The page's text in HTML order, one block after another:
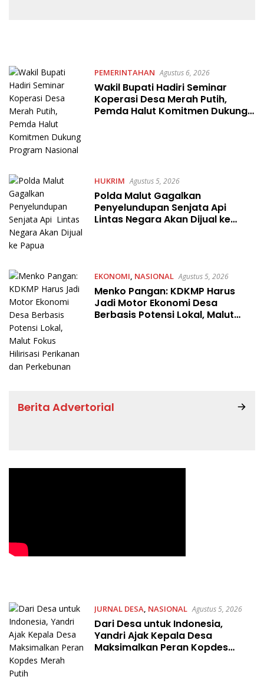
PEMERINTAHAN Agustus 6, 2026
Wakil Bupati Hadiri Seminar
Koperasi Desa Merah Putih,
Pemda Halut Komitmen Dukung
HUKRIM Agustus 5, 2026
Polda Malut Gagalkan
Penyelundupan Senjata Api
Lintas Negara Akan Dijual ke
EKONOMI, NASIONAL Agustus 5, 2026
Menko Pangan: KDKMP Harus
Jadi Motor Ekonomi Desa
Berbasis Potensi Lokal, Malut
Berita Advertorial
JURNAL DESA, NASIONAL Agustus 5, 2026
Dari Desa untuk Indonesia,
Yandri Ajak Kepala Desa
Maksimalkan Peran Kopdes